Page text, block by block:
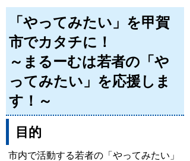
「やってみたい」を甲賀
市でカタチに！
～まるーむは若者の「や
ってみたい」を応援しま
す！～
目的
市内で活動する若者の「やってみたい」